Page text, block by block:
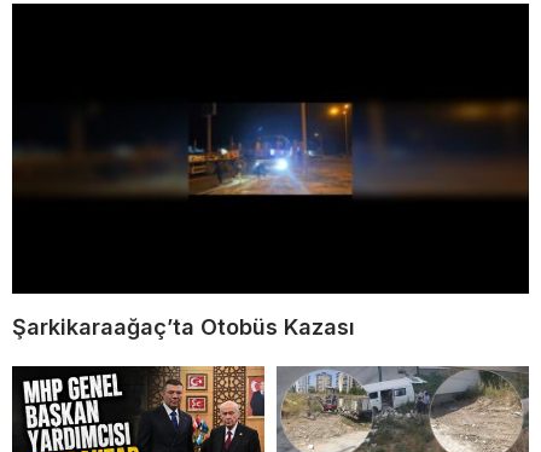
Şarkikaraağaç’ta Otobüs Kazası